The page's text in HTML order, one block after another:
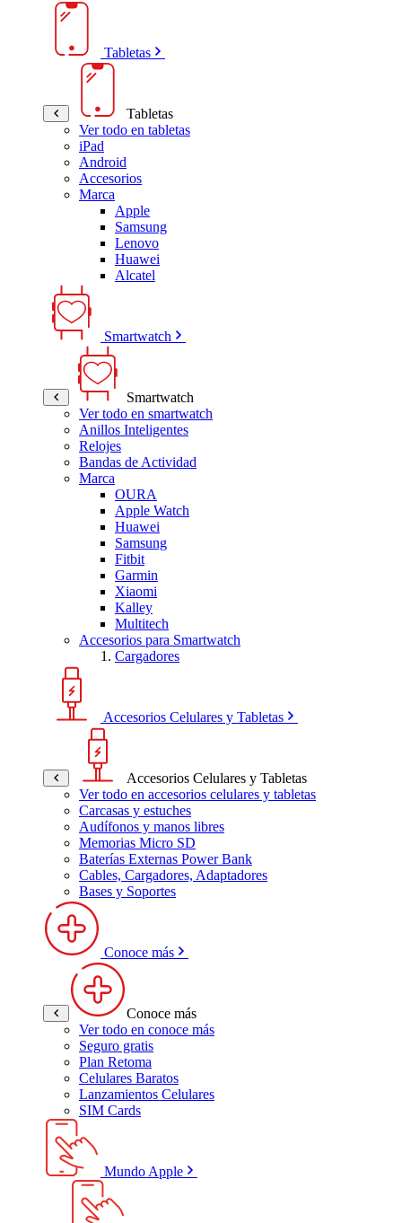
Tabletas
Tabletas
Ver todo en tabletas
iPad
Android
Accesorios
Marca
Apple
Samsung
Lenovo
Huawei
Alcatel
Smartwatch
Smartwatch
Ver todo en smartwatch
Anillos Inteligentes
Relojes
Bandas de Actividad
Marca
OURA
Apple Watch
Huawei
Samsung
Fitbit
Garmin
Xiaomi
Kalley
Multitech
Accesorios para Smartwatch
Cargadores
Accesorios Celulares y Tabletas
Accesorios Celulares y Tabletas
Ver todo en accesorios celulares y tabletas
Carcasas y estuches
Audífonos y manos libres
Memorias Micro SD
Baterías Externas Power Bank
Cables, Cargadores, Adaptadores
Bases y Soportes
Conoce más
Conoce más
Ver todo en conoce más
Seguro gratis
Plan Retoma
Celulares Baratos
Lanzamientos Celulares
SIM Cards
Mundo Apple